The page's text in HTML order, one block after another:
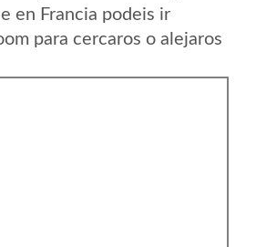
en Francia podeis ir
para cercaros o alejaros